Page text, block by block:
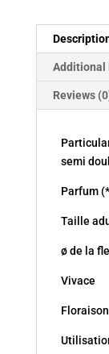
Additional
Reviews
semi
Parfum
Taille
ø de la
Vivace